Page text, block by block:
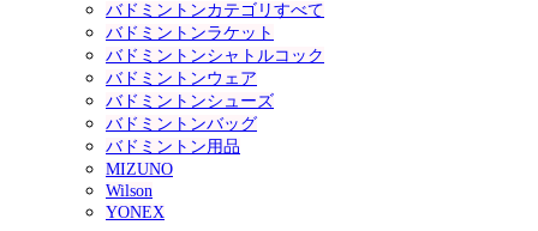
バドミントンカテゴリすべて
バドミントンラケット
バドミントンシャトルコック
バドミントンウェア
バドミントンシューズ
バドミントンバッグ
バドミントン用品
MIZUNO
Wilson
YONEX